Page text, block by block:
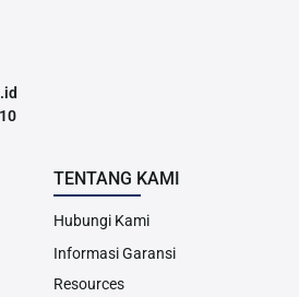
TENTANG KAMI
Hubungi Kami
Informasi Garansi
Resources